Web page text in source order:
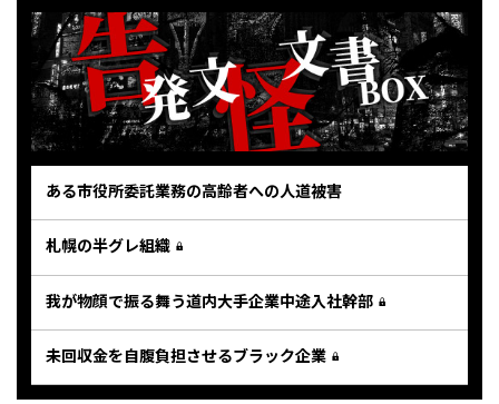
ある市役所委託業務の高齢者への人道被害
札幌の半グレ組織
我が物顔で振る舞う道内大手企業中途入社幹部
未回収金を自腹負担させるブラック企業